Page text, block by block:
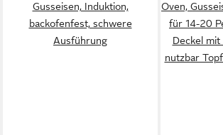
Gusseisen, Induktion,
backofenfest, schwere
Ausführung
Oven,
für 14-20
Deckel mit
nutzbar